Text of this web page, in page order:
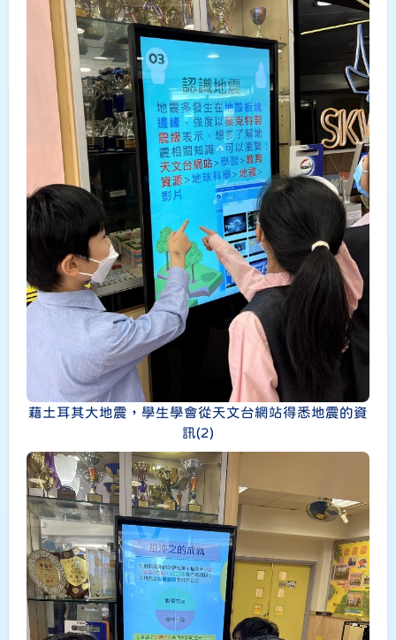
藉土耳其大地震，學生學會從天文台網站得悉地震的資
訊(2)